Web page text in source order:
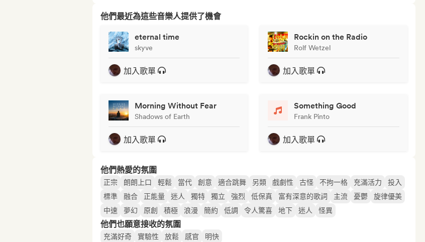
他們最近為這些音樂人提供了機會
eternal time
skyve
加入歌單
Rockin on the Radio
Rolf Wetzel
加入歌單
Morning Without Fear
Shadows of Earth
加入歌單
Something Good
Frank Pinto
加入歌單
他們熱愛的氛圍
正宗 朗朗上口 輕鬆 當代 創意 適合跳舞 另類 戲劇性 古怪 不拘一格 充滿活力
投入
標準
融合 正能量 迷人 獨特 獨立 強烈 低保真 富有深意的歌詞 主流 憂鬱
旋律優美
中速
夢幻 原創 積極 浪漫 簡約 低調 令人驚喜 地下 迷人 怪異
他們也願意接收的氛圍
充滿好奇 實驗性 放鬆 感官 明快